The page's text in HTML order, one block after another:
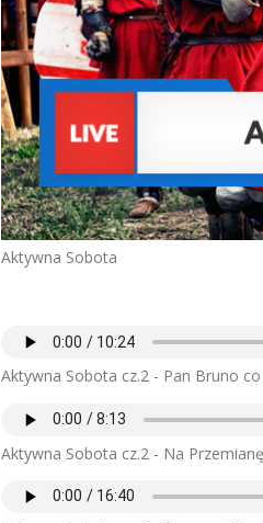
Aktywna Sobota
Aktywna Sobota cz.2 - Pan Bruno
Aktywna Sobota cz.2 - Na